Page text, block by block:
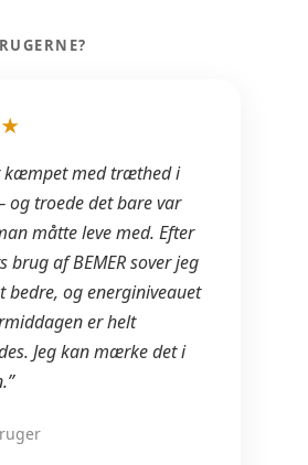
kæmpet med træthed i
og troede det bare var
måtte leve med. Efter
brug af BEMER sover jeg
bedre, og energiniveauet
er helt
Jeg kan mærke det i